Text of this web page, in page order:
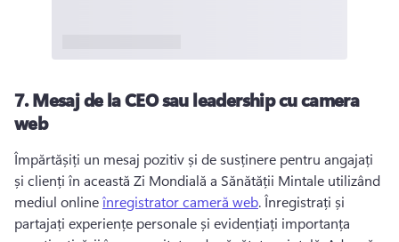
7.Mesaj de la CEO sau leadership cu camera
web
Împărtășiți un mesaj pozitiv și de susținere pentru angajați
și clienți în această Zi Mondială a Sănătății Mintale utilizând
mediul online înregistrator cameră web. Înregistrați și
partajați experiențe personale și evidențiați importanța